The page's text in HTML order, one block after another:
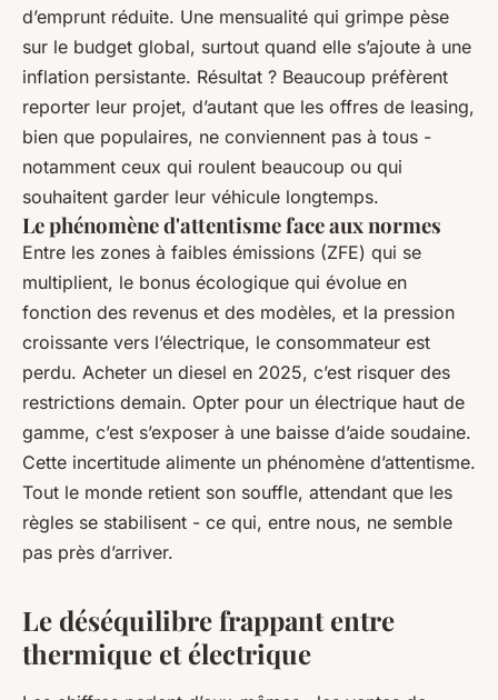
d’emprunt réduite. Une mensualité qui grimpe pèse
sur le budget global, surtout quand elle s’ajoute à une
inflation persistante. Résultat ? Beaucoup préfèrent
reporter leur projet, d’autant que les offres de leasing,
bien que populaires, ne conviennent pas à tous -
notamment ceux qui roulent beaucoup ou qui
souhaitent garder leur véhicule longtemps.
Le phénomène d'attentisme face aux normes
Entre les zones à faibles émissions (ZFE) qui se
multiplient, le bonus écologique qui évolue en
fonction des revenus et des modèles, et la pression
croissante vers l’électrique, le consommateur est
perdu. Acheter un diesel en 2025, c’est risquer des
restrictions demain. Opter pour un électrique haut de
gamme, c’est s’exposer à une baisse d’aide soudaine.
Cette incertitude alimente un phénomène d’attentisme.
Tout le monde retient son souffle, attendant que les
règles se stabilisent - ce qui, entre nous, ne semble
pas près d’arriver.
Le déséquilibre frappant entre
thermique et électrique